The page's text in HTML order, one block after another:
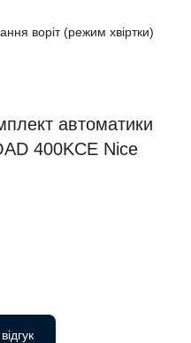
воріт (режим хвіртки)
автоматики
400KCE Nice